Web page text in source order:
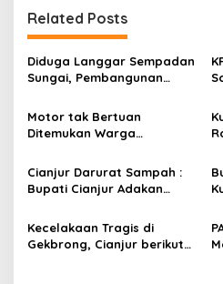
n
a
v
g
a
t
i
o
n
Related Posts
Diduga Langgar Sempadan
Sungai, Pembangunan
Warga
Motor tak Bertuan
Ditemukan Warga
Cianjur Darurat Sampah :
Bupati Cianjur Adakan
Kecelakaan Tragis di
Gekbrong, Cianjur berikut